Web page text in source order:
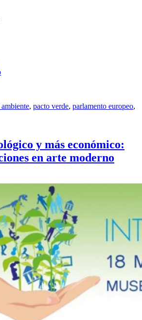
, pacto verde, parlamento europeo,
y más económico:
en arte moderno